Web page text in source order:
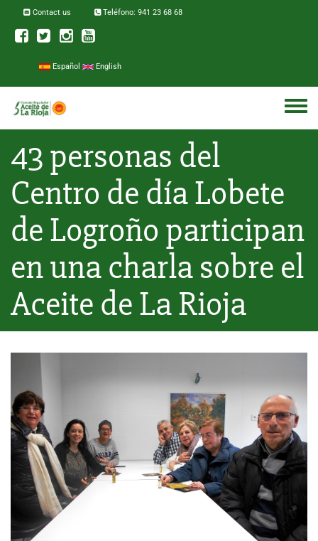
Skip to main content
Contact us Teléfono: 941 23 68 68
Español English
Toggle
menu
43 personas del
Centro de día Lobete
de Logroño participan
en una charla sobre el
Aceite de La Rioja